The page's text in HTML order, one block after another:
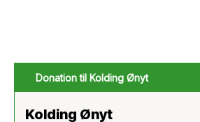
Donation til Kolding Ønyt
Kolding Ønyt